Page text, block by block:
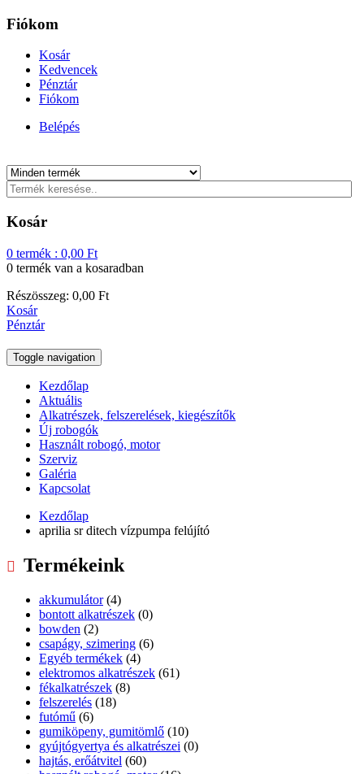
Fiókom
Kosár
Kedvencek
Pénztár
Fiókom
Belépés
Kosár
0 termék : 0,00 Ft
0 termék van a kosaradban
Részösszeg: 0,00 Ft
Kosár
Pénztár
Toggle navigation
Kezdőlap
Aktuális
Alkatrészek, felszerelések, kiegészítők
Új robogók
Használt robogó, motor
Szerviz
Galéria
Kapcsolat
Kezdőlap
aprilia sr ditech vízpumpa felújító
Termékeink
akkumulátor (4)
bontott alkatrészek (0)
bowden (2)
csapágy, szimering (6)
Egyéb termékek (4)
elektromos alkatrészek (61)
fékalkatrészek (8)
felszerelés (18)
futómű (6)
gumiköpeny, gumitömlő (10)
gyújtógyertya és alkatrészei (0)
hajtás, erőátvitel (60)